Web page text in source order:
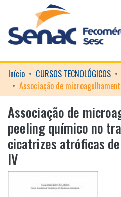
Início
CURSOS TECNOLÓGICOS
Associação de
peeling químico no
cicatrizes atróficas
IV